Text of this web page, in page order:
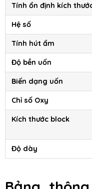
Tính ổn định kích
Hệ số
Tính hút ẩm
Độ bền uốn
Biến dạng uốn
Chỉ số Oxy
Kích thước block
Độ dày